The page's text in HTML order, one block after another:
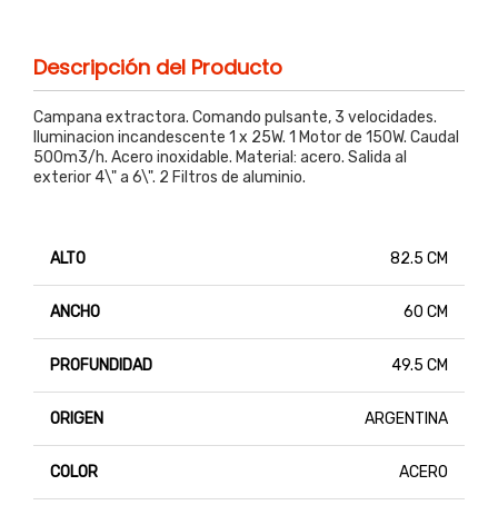
Descripción del Producto
Campana extractora. Comando pulsante, 3 velocidades.
Iluminacion incandescente 1 x 25W. 1 Motor de 150W. Caudal
500m3/h. Acero inoxidable. Material: acero. Salida al
exterior 4\" a 6\". 2 Filtros de aluminio.
ALTO 82.5 CM
ANCHO 60 CM
PROFUNDIDAD 49.5 CM
ORIGEN ARGENTINA
COLOR ACERO